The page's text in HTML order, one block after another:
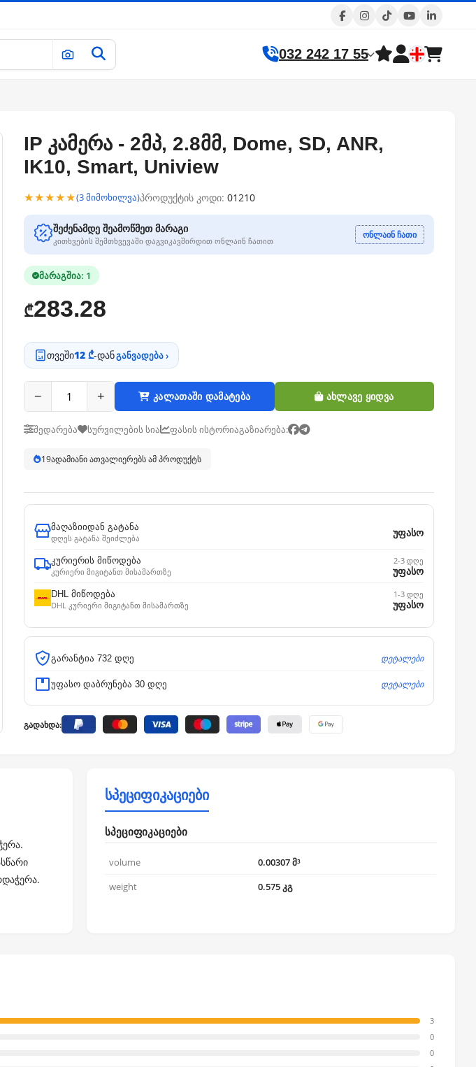
032 242 17 55
IP კამერა - 2მპ, 2.8მმ, Dome, SD, ANR,
IK10, Smart, Uniview
★★★★★(3 მიმოხილვა)პროდუქტის კოდი: 01210
შეძენამდე შეამოწმეთ მარაგი
კითხვების შემთხვევაში დაგვიკავშირდით ონლაინ ჩათით
ონლაინ ჩათი
მარაგშია: 1
₾283.28
თვეში12 ₾-დანგანვადება ›
− + კალათაში დამატება ახლავე ყიდვა
შედარება სურვილების სია ფასის ისტორიაგაზიარება:
19ადამიანი ათვალიერებს ამ პროდუქტს
მაღაზიიდან გატანა
დღეს გატანა შეიძლება
უფასო
კურიერის მიწოდება
კურიერი მიგიტანთ მისამართზე
2-3 დღე
უფასო
DHL მიწოდება
DHL კურიერი მიგიტანთ მისამართზე
1-3 დღე
უფასო
გარანტია 732 დღე დეტალები
უფასო დაბრუნება 30 დღე დეტალები
გადახდა:
სპეციფიკაციები
სპეციფიკაციები
volume
0.00307 მ³
weight
0.575 კგ
3
0
0